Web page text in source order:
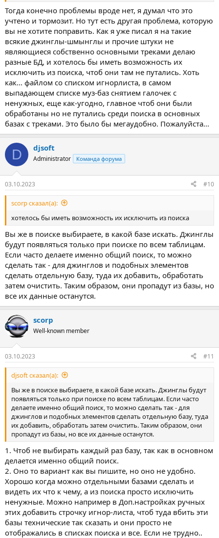
Тогда конечно проблемы вроде нет, я думал что это
учтено и тормозит. Но тут есть другая проблема, которую
вы не хотите поправить. Как я уже писал я на такие
всякие джинглы-шмынглы и прочие штуки не
являющиеся собственно основными треками делаю
разные БД, и хотелось бы иметь возможность их
исключить из поиска, чтоб они там не путались. Хоть
как... файлом со списком игнорлиста, в самом
выпадающем списке муз-баз снятием галочек с
ненужных, еще как-угодно, главное чтоб они были
обработаны но не путались среди поиска в основных
базах с треками. Это было бы мегаудобно. Пожалуйста...
D djsoft
Administrator Команда форума
03.10.2023 #10
scorp сказал(а):
хотелось бы иметь возможность их исключить из поиска
Вы же в поиске выбираете, в какой базе искать. Джинглы
будут появляться только при поиске по всем таблицам.
Если часто делаете именно общий поиск, то можно
сделать так - для джинглов и подобных элементов
сделать отдельную базу, туда их добавить, обработать
затем очистить. Таким образом, они пропадут из базы, но
все их данные останутся.
scorp
Well-known member
03.10.2023 #11
djsoft сказал(а):
Вы же в поиске выбираете, в какой базе искать. Джинглы будут
появляться только при поиске по всем таблицам. Если часто
делаете именно общий поиск, то можно сделать так - для
джинглов и подобных элементов сделать отдельную базу, туда
их добавить, обработать затем очистить. Таким образом, они
пропадут из базы, но все их данные останутся.
1. Чтоб не выбирать каждый раз базу, так как в основном
делается именно общий поиск.
2. Оно то вариант как вы пишите, но оно не удобно.
Хорошо когда можно отдельными базами сделать и
видеть их что к чему, а из поиска просто исключить
ненужные. Можно например в Доп.настройках ручных
этих добавить строчку игнор-листа, чтоб туда вбить эти
базы технические так сказать и они просто не
отображались в списках поиска и все. Если не трудно..